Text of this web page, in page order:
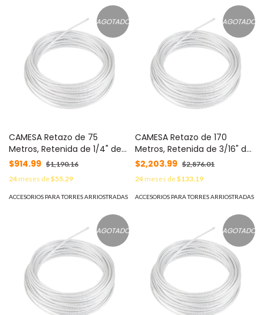
AGOTADO
CAMESA Retazo de 75
Metros, Retenida de 1/4" de
Alta Resistencia, Galvanizado
clase A. MOD:
SRET635CAM*75MTS
$914.99 $1,190.16
24meses de$55.29
ACCESORIOS PARA TORRES ARRIOSTRADAS
AGOTADO
CAMESA Retazo de 170
Metros, Retenida de 3/16" de
Alta Resistencia, Galvanizado
clase A. MOD:
SRET474CAM*170MTS
$2,203.99 $2,876.01
24meses de$133.19
ACCESORIOS PARA TORRES ARRIOSTRADAS
AGOTADO AGOTADO